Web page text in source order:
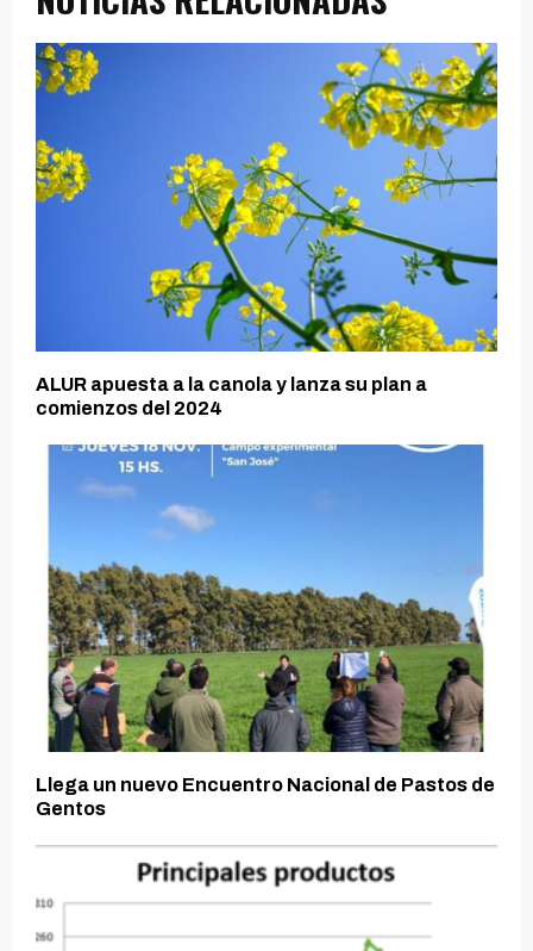
ALUR apuesta a la canola y lanza su plan a
comienzos del 2024
Llega un nuevo Encuentro Nacional de Pastos de
Gentos